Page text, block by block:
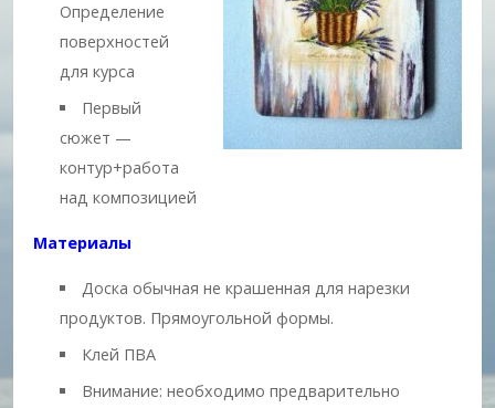
Определение
поверхностей
для курса
Первый
сюжет —
контур+работа
над композицией
Материалы
Доска обычная не крашенная для нарезки
продуктов. Прямоугольной формы.
Клей ПВА
Внимание: необходимо предварительно